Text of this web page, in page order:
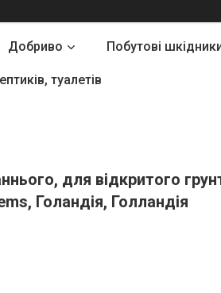
Добриво Побутові
туалетів
для відкритого
Голандія, Голландія